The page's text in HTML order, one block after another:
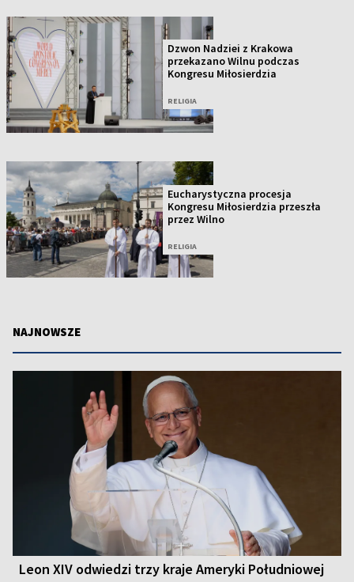
Dzwon Nadziei z Krakowa
przekazano Wilnu podczas
Kongresu Miłosierdzia
RELIGIA
Eucharystyczna procesja
Kongresu Miłosierdzia przeszła
przez Wilno
RELIGIA
NAJNOWSZE
Leon XIV odwiedzi trzy kraje Ameryki Południowej